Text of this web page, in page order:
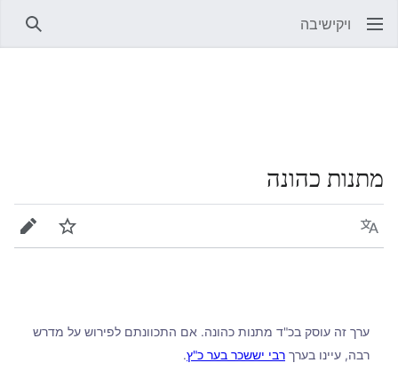
ויקישיבה
מתנות כהונה
שפה מעקב
ערך זה עוסק בכ"ד מתנות כהונה. אם התכוונתם לפירוש על מדרש
רבה, עיינו בערך רבי יששכר בער כ"ץ.